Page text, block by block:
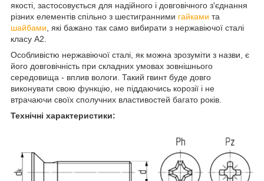
якості, застосовується для надійного і довговічного з'єднання
різних елементів спільно з шестигранними гайками та
шайбами , які бажано так само вибирати з нержавіючої сталі
класу А2.
Особливістю нержавіючої сталі, як можна зрозуміти з назви, є
його довговічність при складних умовах зовнішнього
середовища - вплив вологи. Такий гвинт буде довго
виконувати свою функцію, не піддаючись корозії і не
втрачаючи своїх сполучних властивостей багато років.
Технічні характеристики: